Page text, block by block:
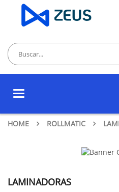
Toggle
HOME ROLLMATIC
LAMINADORAS